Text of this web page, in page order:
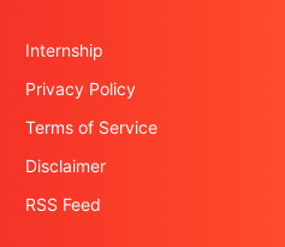
Internship
Privacy Policy
Terms of Service
Disclaimer
RSS Feed